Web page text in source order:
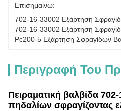
Επισημαίνω:
702-16-33002 Εξάρτηση
702-16-33002 Εξάρτηση
Pc200-5 Εξάρτηση Σφραγίδων
Περιγραφή Του
Πειραματική βαλβίδα
πηδαλίων σφραγίζοντας